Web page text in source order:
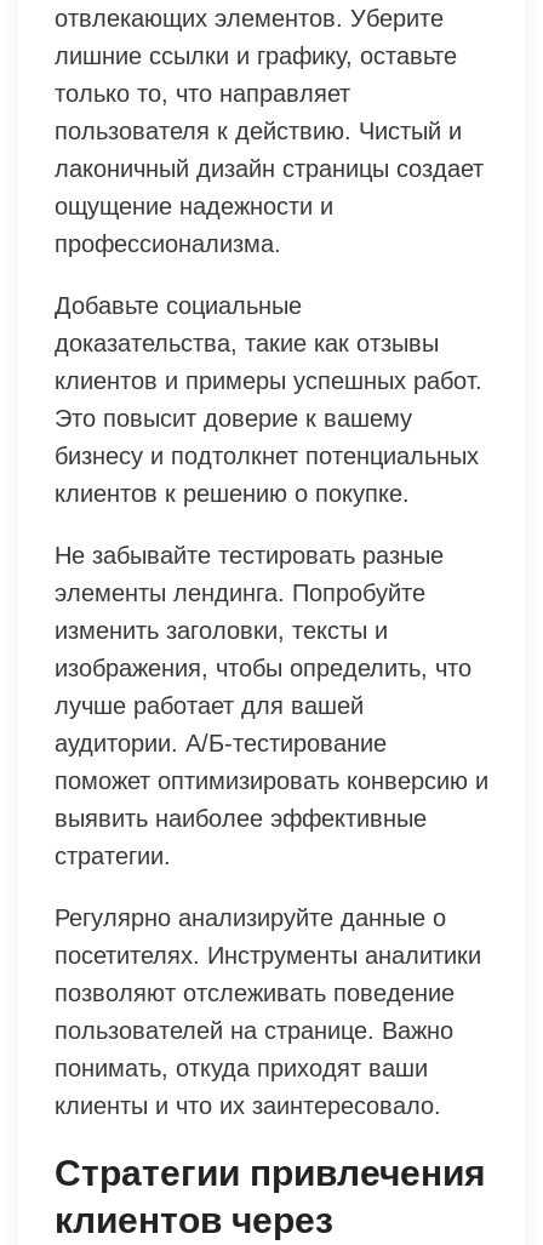
отвлекающих элементов. Уберите
лишние ссылки и графику, оставьте
только то, что направляет
пользователя к действию. Чистый и
лаконичный дизайн страницы создает
ощущение надежности и
профессионализма.
Добавьте социальные
доказательства, такие как отзывы
клиентов и примеры успешных работ.
Это повысит доверие к вашему
бизнесу и подтолкнет потенциальных
клиентов к решению о покупке.
Не забывайте тестировать разные
элементы лендинга. Попробуйте
изменить заголовки, тексты и
изображения, чтобы определить, что
лучше работает для вашей
аудитории. А/Б-тестирование
поможет оптимизировать конверсию и
выявить наиболее эффективные
стратегии.
Регулярно анализируйте данные о
посетителях. Инструменты аналитики
позволяют отслеживать поведение
пользователей на странице. Важно
понимать, откуда приходят ваши
клиенты и что их заинтересовало.
Стратегии привлечения
клиентов через